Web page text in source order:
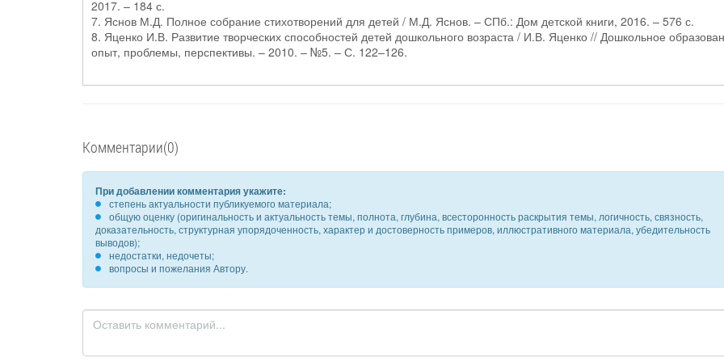
2017. – 184 с.
7. Яснов М.Д. Полное собрание стихотворений для детей / М.Д. Яснов. – СПб.: Дом детской книги, 2016. – 576 с.
8. Яценко И.В. Развитие творческих способностей детей дошкольного возраста / И.В. Яценко // Дошкольное
опыт, проблемы, перспективы. – 2010. – №5. – С. 122–126.
Комментарии(0)
При добавлении комментария укажите:
степень актуальности публикуемого материала;
общую оценку (оригинальность и актуальность темы, полнота, глубина, всесторонность раскрытия темы, логичность, связность,
доказательность, структурная упорядоченность, характер и достоверность примеров, иллюстративного материала, убедительность
выводов);
недостатки, недочеты;
вопросы и пожелания Автору.